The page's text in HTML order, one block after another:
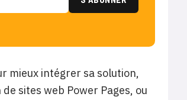
mieux intégrer sa solution,
sites web Power Pages, ou